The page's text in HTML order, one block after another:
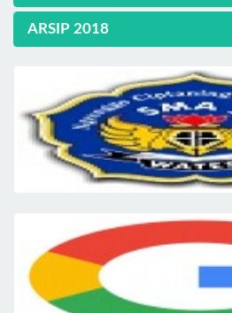
ARSIP 2018